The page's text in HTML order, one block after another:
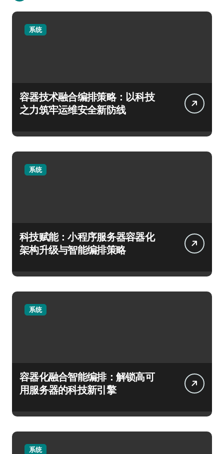
系统
容器技术融合编排策略：以科技
之力筑牢运维安全新防线
系统
科技赋能：小程序服务器容器化
架构升级与智能编排策略
系统
容器化融合智能编排：解锁高可
用服务器的科技新引擎
系统